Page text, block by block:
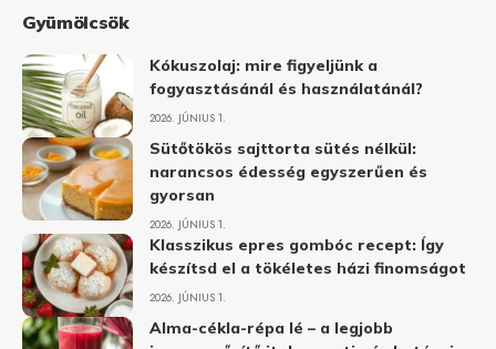
Gyümölcsök
Kókuszolaj: mire figyeljünk a
fogyasztásánál és használatánál?
2026. JÚNIUS 1.
Sütőtökös sajttorta sütés nélkül:
narancsos édesség egyszerűen és
gyorsan
2026. JÚNIUS 1.
Klasszikus epres gombóc recept: Így
készítsd el a tökéletes házi finomságot
2026. JÚNIUS 1.
Alma-cékla-répa lé – a legjobb